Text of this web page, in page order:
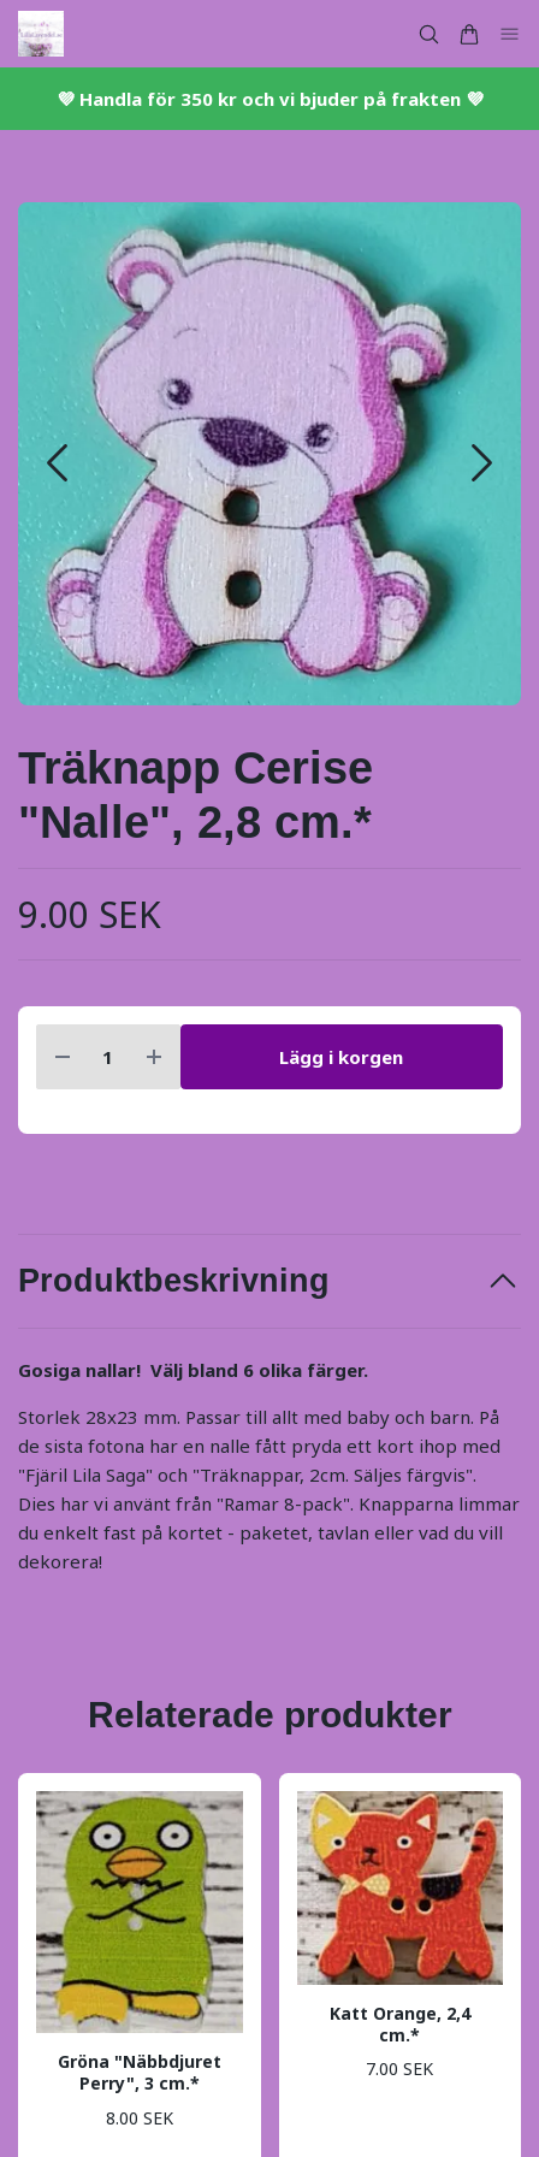
💜 ​Handla för 350 kr och vi bjuder på frakten 💜​
Träknapp Cerise
"Nalle", 2,8 cm.*
9.00 SEK
Lägg i korgen
Produktbeskrivning
Gosiga nallar! Välj bland 6 olika färger.
Storlek 28x23 mm. Passar till allt med baby och barn. På
de sista fotona har en nalle fått pryda ett kort ihop med
"Fjäril Lila Saga" och "Träknappar, 2cm. Säljes färgvis".
Dies har vi använt från "Ramar 8-pack". Knapparna limmar
du enkelt fast på kortet - paketet, tavlan eller vad du vill
dekorera!
Relaterade produkter
Gröna "Näbbdjuret
Perry", 3 cm.*
8.00 SEK
Katt Orange, 2,4
cm.*
7.00 SEK